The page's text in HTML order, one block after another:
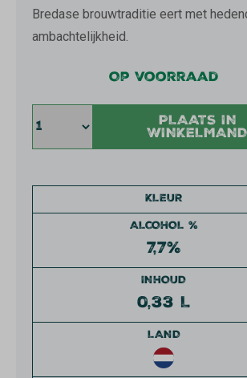
Bredase brouwtraditie eert met
ambachtelijkheid.
KLEUR
ALCOHOL %
7,7%
INHOUD
0,33 L
LAND
Op voorraad
PLAATS IN
WINKELMAND